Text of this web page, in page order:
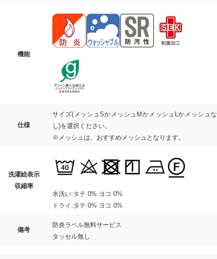
機能
仕様
サイズ(メッシュSかメッシュMかメッシュLかメッシュな
し)を選択ください。
※メッシュは、おすすめメッシュとなります。
洗濯絵表示
収縮率
水洗い:タテ 0% ヨコ 0%
ドライ:タテ 0% ヨコ 0%
備考
防炎ラベル無料サービス
タッセル無し